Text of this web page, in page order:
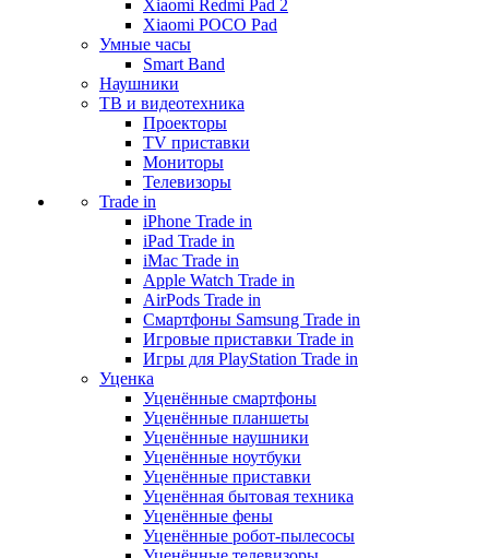
Xiaomi Redmi Pad 2
Xiaomi POCO Pad
Умные часы
Smart Band
Наушники
ТВ и видеотехника
Проекторы
TV приставки
Мониторы
Телевизоры
Trade in
iPhone Trade in
iPad Trade in
iMac Trade in
Apple Watch Trade in
AirPods Trade in
Смартфоны Samsung Trade in
Игровые приставки Trade in
Игры для PlayStation Trade in
Уценка
Уценённые смартфоны
Уценённые планшеты
Уценённые наушники
Уценённые ноутбуки
Уценённые приставки
Уценённая бытовая техника
Уценённые фены
Уценённые робот-пылесосы